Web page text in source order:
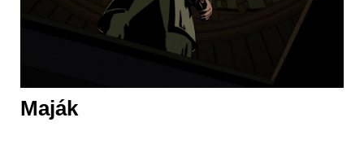
Maják